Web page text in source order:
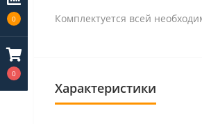
0
0
Комплектуется всей
Характеристики